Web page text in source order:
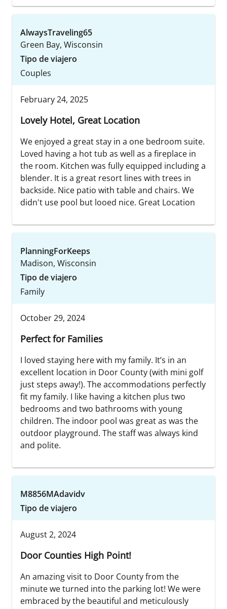
AlwaysTraveling65
Green Bay, Wisconsin
Tipo de viajero
Couples
February 24, 2025
Lovely Hotel, Great Location
We enjoyed a great stay in a one bedroom suite.
Loved having a hot tub as well as a fireplace in
the room. Kitchen was fully equipped including a
blender. It is a great resort lines with trees in
backside. Nice patio with table and chairs. We
didn't use pool but looed nice. Great Location
PlanningForKeeps
Madison, Wisconsin
Tipo de viajero
Family
October 29, 2024
Perfect for Families
I loved staying here with my family. It’s in an
excellent location in Door County (with mini golf
just steps away!). The accommodations perfectly
fit my family. I like having a kitchen plus two
bedrooms and two bathrooms with young
children. The indoor pool was great as was the
outdoor playground. The staff was always kind
and polite.
M8856MAdavidv
Tipo de viajero
August 2, 2024
Door Counties High Point!
An amazing visit to Door County from the
minute we turned into the parking lot! We were
embraced by the beautiful and meticulously